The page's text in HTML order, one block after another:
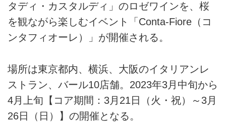
タディ・カスタルディ」のロゼワインを、桜
を観ながら楽しむイベント「Conta-Fiore（コ
ンタフィオーレ）」が開催される。
場所は東京都内、横浜、大阪のイタリアンレ
ストラン、バール10店舗。2023年3月中旬から
4月上旬【コア期間：3月21日（火・祝）～3月
26日（日）】の開催となる。